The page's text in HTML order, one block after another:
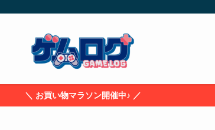
＼ お買い物マラソン開催中♪ ／